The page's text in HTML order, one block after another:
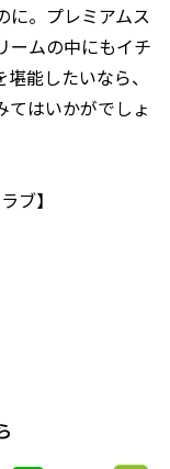
に。プレミアムス
ームの中にもイチ
能したいなら、
てはいかがでしょ
ブ】